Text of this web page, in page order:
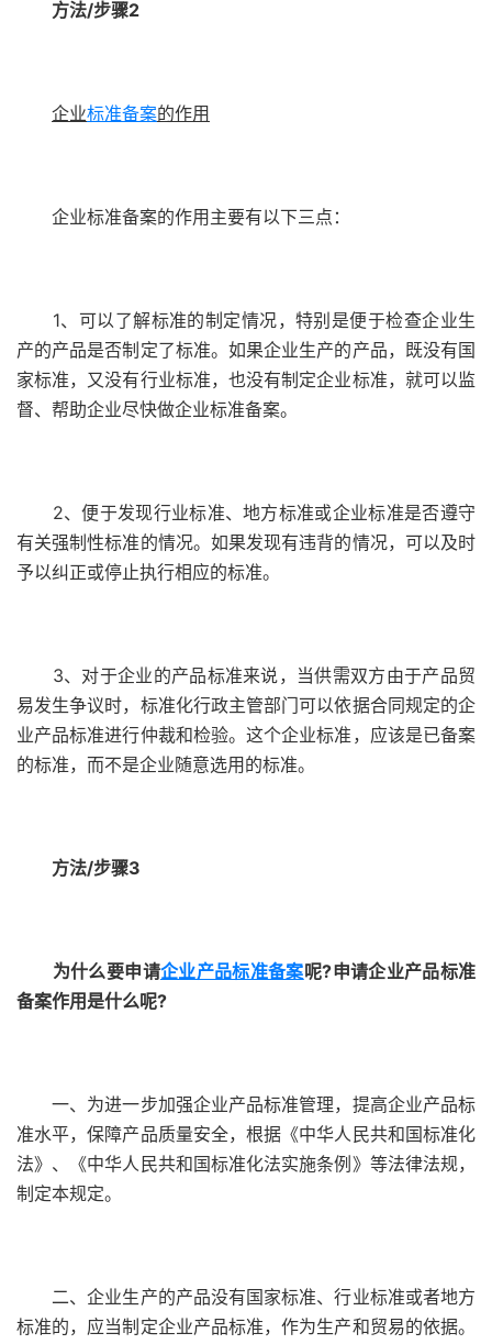
方法/步骤2
企业标准备案的作用
企业标准备案的作用主要有以下三点：
1、可以了解标准的制定情况，特别是便于检查企业生
产的产品是否制定了标准。如果企业生产的产品，既没有国
家标准，又没有行业标准，也没有制定企业标准，就可以监
督、帮助企业尽快做企业标准备案。
2、便于发现行业标准、地方标准或企业标准是否遵守
有关强制性标准的情况。如果发现有违背的情况，可以及时
予以纠正或停止执行相应的标准。
3、对于企业的产品标准来说，当供需双方由于产品贸
易发生争议时，标准化行政主管部门可以依据合同规定的企
业产品标准进行仲裁和检验。这个企业标准，应该是已备案
的标准，而不是企业随意选用的标准。
方法/步骤3
为什么要申请企业产品标准备案呢?申请企业产品标准
备案作用是什么呢?
一、为进一步加强企业产品标准管理，提高企业产品标
准水平，保障产品质量安全，根据《中华人民共和国标准化
法》、《中华人民共和国标准化法实施条例》等法律法规，
制定本规定。
二、企业生产的产品没有国家标准、行业标准或者地方
标准的，应当制定企业产品标准，作为生产和贸易的依据。